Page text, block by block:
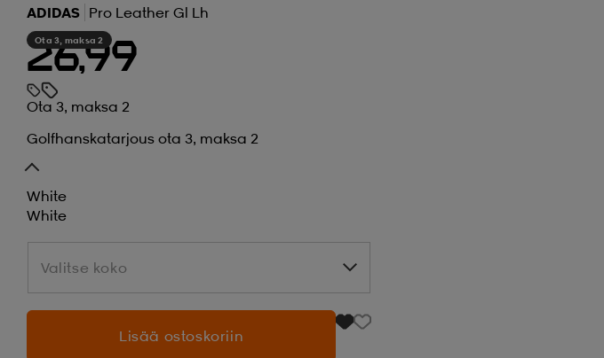
ADIDAS Pro Leather Gl Lh
Ota 3, maksa 2
26,99
Ota 3, maksa 2
Golfhanskatarjous ota 3, maksa 2
White
White
Valitse koko
Valitse koko
Lisää ostoskoriin